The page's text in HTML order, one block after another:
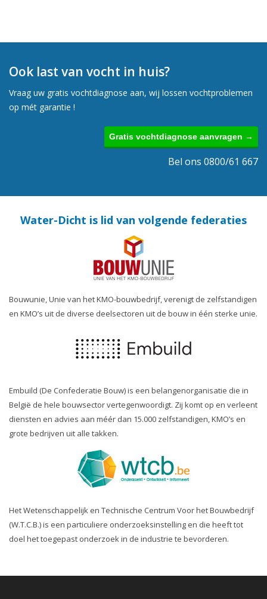
Ook last van vocht in huis?
Vraag uw gratis vochtdiagnose aan, wij lossen vochtproblemen
op mét garantie !
Gratis vochtdiagnose aanvragen →
Bel ons 0800/61 667
Water-Dicht is lid van volgende federaties
Bouwunie, Unie van het KMO-bouwbedrijf, verenigt de zelfstandigen
en KMO’s uit de diverse deelsectoren uit de bouw in één sterke unie.
Embuild (De Confederatie Bouw) is een belangenorganisatie die in
België de hele bouwsector vertegenwoordigt. Zij komt op en verleent
diensten en advies aan méér dan 15.000 zelfstandigen, KMO’s en
grote bedrijven uit alle takken.
Het Wetenschappelijk en Technische Centrum Voor het Bouwbedrijf
(W.T.C.B.) is een particuliere onderzoeksinstelling en die heeft tot
doel het toegepast onderzoek in de industrie te bevorderen.